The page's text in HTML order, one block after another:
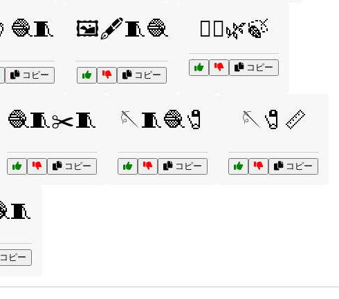
コピー
🖼️🖋️🧵🧶
コピー
🧘‍♂️🌿🍃
コピー
🧶🧵✂️🧵
コピー
🪡🧵🧶🧷
コピー
🪡🧷📏
コピー
ピー